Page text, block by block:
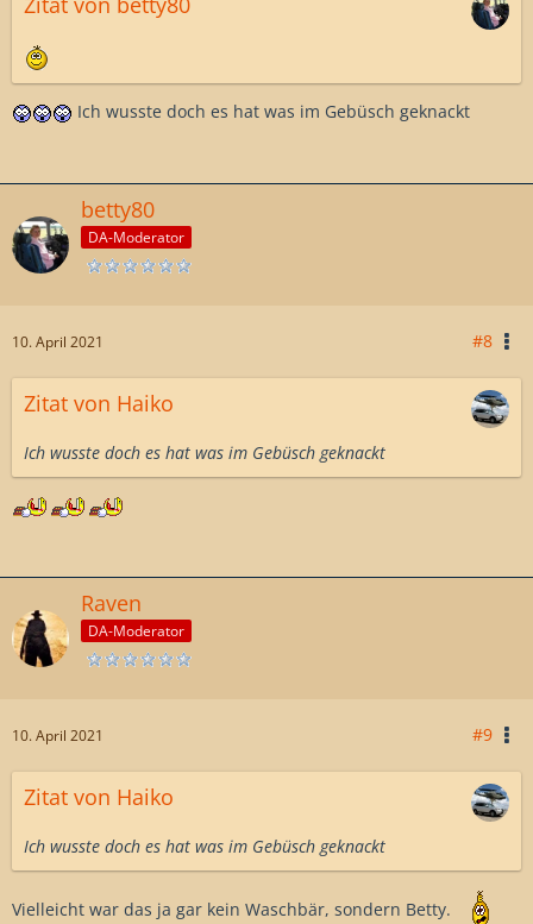
Ich wusste doch es hat was im Gebüsch geknackt
betty80
DA-Moderator
10. April 2021 #8
Zitat von Haiko
Ich wusste doch es hat was im Gebüsch geknackt
Raven
DA-Moderator
10. April 2021 #9
Zitat von Haiko
Ich wusste doch es hat was im Gebüsch geknackt
Vielleicht war das ja gar kein Waschbär, sondern Betty.